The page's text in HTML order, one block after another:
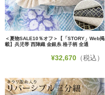
＜夏物SALE10％オフ＞【「STORY」Web掲
載】兵児帯 西陣織 金銀糸 格子柄 全通
¥32,670 （税込）